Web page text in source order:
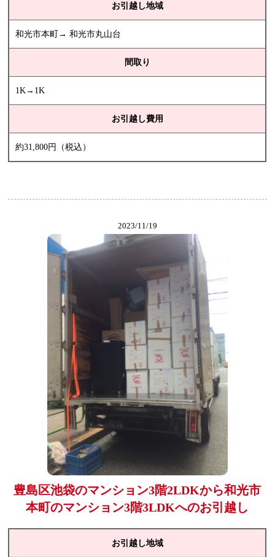
お引越し地域
和光市本町→ 和光市丸山台
間取り
1K→1K
お引越し費用
約31,800円（税込）
2023/11/19
豊島区池袋のマンション3階2LDKから和光市
本町のマンション3階3LDKへのお引越し
お引越し地域